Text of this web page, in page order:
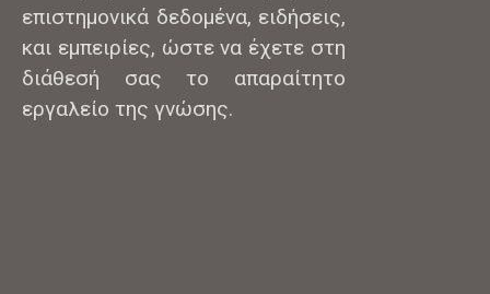
επιστημονικά δεδομένα, ειδήσεις,
και εμπειρίες, ώστε να έχετε στη
διάθεσή σας το απαραίτητο
εργαλείο της γνώσης.